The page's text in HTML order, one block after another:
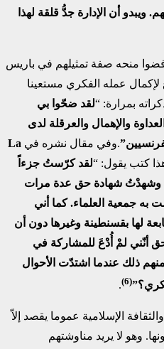
ويبدو أن الإدارة جدُّ قلقة لهذا
منحه صفة تمثيلهم في باريس
لإكمال عمله الفكري مستعينا
بمرارة: “لقد ضحّوا بي
والإهمال والعرقلة لدى
.وفي مقال نشره في La
كتب يقول: “لقد كرّستُ جزءاً
وشهدْتُ شهادة حق عدة مرات
به جمعية العلماء. كما أني
لها بقسنطينة وغيرها دون أن
أنّني لمْ أُدْعَ للمشاركة في
ذلك عندما اشتدّت الأحوال
(6)
.
الإسلامية عموما يقصد إلاّ
وهو لا يريد مناوشتهم